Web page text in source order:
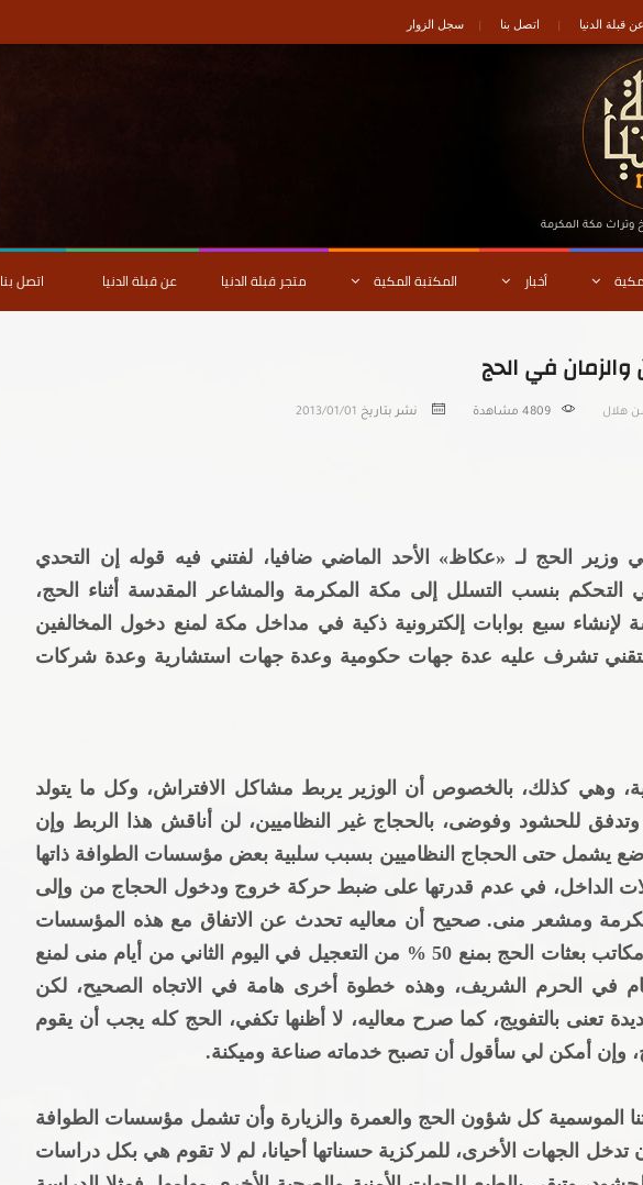
عن قبلة الدنيا اتصل بنا سجل الزوار
أخبار المكتبة المكية متجر قبلة الدنيا عن قبلة الدنيا اتصل بنا
في الحج
هلال 4809 مشاهدة نشر بتاريخ 2013/01/01
وزير الحج لـ «عكاظ» الأحد الماضي ضافيا، لفتني فيه قوله إن التحدي
التحكم بنسب التسلل إلى مكة المكرمة والمشاعر المقدسة أثناء الحج،
سبع بوابات إلكترونية ذكية في مداخل مكة لمنع دخول المخالفين
تشرف عليه عدة جهات حكومية وعدة جهات استشارية وعدة شركات
وهي كذلك، بالخصوص أن الوزير يربط مشاكل الافتراش، وكل ما يتولد
للحشود وفوضى، بالحجاج غير النظاميين، لن أناقش هذا الربط وإن
يشمل حتى الحجاج النظاميين بسبب سلبية بعض مؤسسات الطوافة ذاتها
الداخل، في عدم قدرتها على ضبط حركة خروج ودخول الحجاج من وإلى
ومشعر منى. صحيح أن معاليه تحدث عن الاتفاق مع هذه المؤسسات
والشركات ومع مكاتب بعثات الحج بمنع 50 % من التعجيل في اليوم الثاني من أيام منى لمنع
في الحرم الشريف، وهذه خطوة أخرى هامة في الاتجاه الصحيح، لكن
تعنى بالتفويج، كما صرح معاليه، لا أظنها تكفي، الحج كله يجب أن يقوم
وإن أمكن لي سأقول أن تصبح خدماته صناعة وميكنة.
الموسمية كل شؤون الحج والعمرة والزيارة وأن تشمل مؤسسات الطوافة
تدخل الجهات الأخرى، للمركزية حسناتها أحيانا، لم لا تقوم هي بكل دراسات